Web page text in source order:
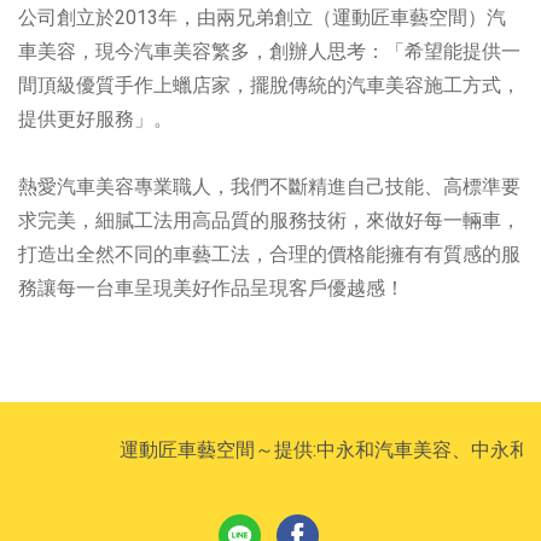
公司創立於2013年，由兩兄弟創立（運動匠車藝空間）汽
車美容，現今汽車美容繁多，創辦人思考：「希望能提供一
間頂級優質手作上蠟店家，擺脫傳統的汽車美容施工方式，
提供更好服務」。
熱愛汽車美容專業職人，我們不斷精進自己技能、高標準要
求完美，細膩工法用高品質的服務技術，來做好每一輛車，
打造出全然不同的車藝工法，合理的價格能擁有有質感的服
務讓每一台車呈現美好作品呈現客戶優越感！
運動匠車藝空間～提供:中永和汽車美容、中永和